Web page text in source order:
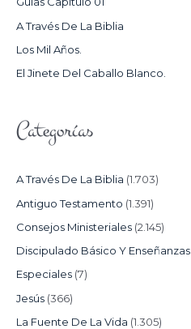
R
:
A Través De La Biblia
Los Mil Años.
El Jinete Del Caballo Blanco.
Categorías
A Través De La Biblia (1.703)
Antiguo Testamento (1.391)
Consejos Ministeriales (2.145)
Discipulado Básico Y Enseñanzas
Especiales (7)
Jesús (366)
La Fuente De La Vida (1.305)